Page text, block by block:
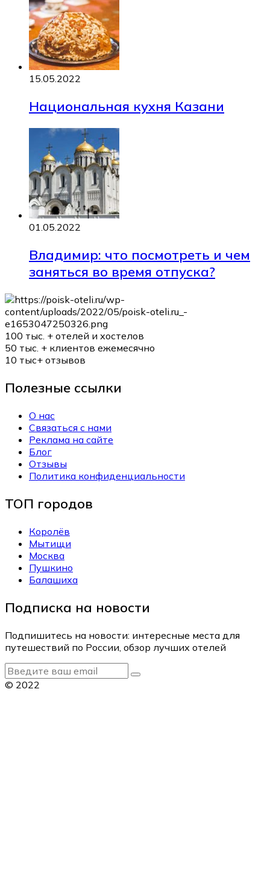
15.05.2022
Национальная кухня Казани
01.05.2022
Владимир: что посмотреть и чем
заняться во время отпуска?
100 тыс. + отелей и хостелов
50 тыс. + клиентов ежемесячно
10 тыс+ отзывов
Полезные ссылки
О нас
Связаться с нами
Реклама на сайте
Блог
Отзывы
Политика конфиденциальности
ТОП городов
Королёв
Мытищи
Москва
Пушкино
Балашиха
Подписка на новости
Подпишитесь на новости: интересные места для
путешествий по России, обзор лучших отелей
© 2022